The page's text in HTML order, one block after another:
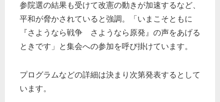
参院選の結果も受けて改憲の動きが加速するなど、
平和が脅かされていると強調。「いまこそともに
『さようなら戦争 さようなら原発』の声をあげる
ときです」と集会への参加を呼び掛けています。
プログラムなどの詳細は決まり次第発表するとして
います。